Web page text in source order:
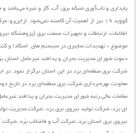
پایداری و تاب‌آوری شبکه برق، آب، گاز و غیره
کووید ۱۹ نیز از اهمیت آن کاسته نمی‌شود.
ازاین‌رو،
اطلاعات، ارتباطات و تجهیزات صنعت برق (پژوهشگاه
موضوع « تهدیدات سایبری در سیستم ‌های اسکادا و
دعوت شورای مدیریت بحران و پدافند غیرعامل استان
شرکت برق منطقه‌ای یزد در این استان برگزار نمود.
مقامات عالی رتبه شورای مدیریت بحران و پدافند
ای یزد، شرکت تولید نیروی برق یزد، شرکت مدیریت
نیروی برق استان یزد، شرکت آب و فاضلاب یزد، شرکت